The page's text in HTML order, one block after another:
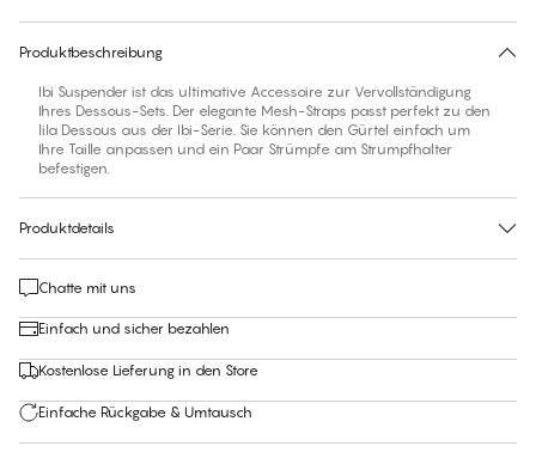
Produktbeschreibung
Ibi Suspender ist das ultimative Accessoire zur Vervollständigung
Ihres Dessous-Sets. Der elegante Mesh-Straps passt perfekt zu den
lila Dessous aus der Ibi-Serie. Sie können den Gürtel einfach um
Ihre Taille anpassen und ein Paar Strümpfe am Strumpfhalter
befestigen.
Produktdetails
Chatte mit uns
Einfach und sicher bezahlen
Kostenlose Lieferung in den Store
Einfache Rückgabe & Umtausch